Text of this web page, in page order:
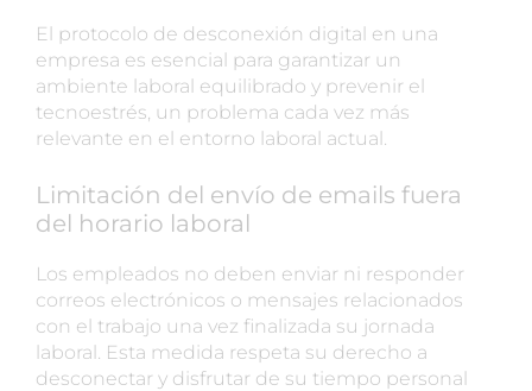
El protocolo de desconexión digital en una
empresa es esencial para garantizar un
ambiente laboral equilibrado y prevenir el
tecnoestrés, un problema cada vez más
relevante en el entorno laboral actual.
Limitación del envío de emails fuera
del horario laboral
Los empleados no deben enviar ni responder
correos electrónicos o mensajes relacionados
con el trabajo una vez finalizada su jornada
laboral. Esta medida respeta su derecho a
desconectar y disfrutar de su tiempo personal